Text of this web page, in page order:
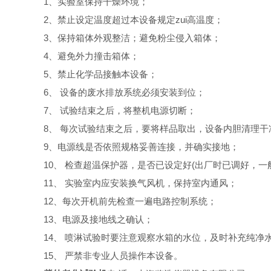
2、禁止设定温度超过本设备规定zui高温度；
3、保持箱体外观整洁；避免粉尘侵入箱体；
4、避免外力撞击箱体；
5、禁止化学品接触本设备；
6、 设备的废水排放系统必须安装到位；
7、 试验结束之后，将整机电源切断；
8、 每次试验结束之后，要将样品取出，设备内胆清理干
9、电源线是否依照规格妥善连接，并确实接地；
10、 检查超温保护器，是否已设定好(出厂时已调好，一
11、 实验室内应安装换气风机，保持室内通风；
12、每次开机前先检查一遍电路控制系统；
13、电源及接地线之确认；
14、 喷淋试验时要注意观察水箱的水位，及时补充纯净
15、 严禁非专业人员操作本设备。